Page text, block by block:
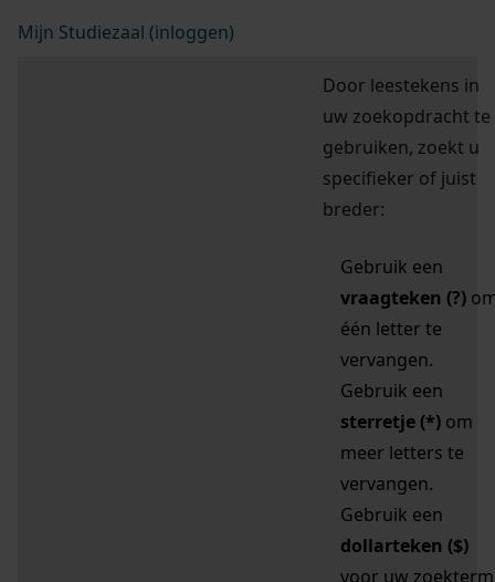
Mijn Studiezaal (inloggen)
Door leestekens in
uw zoekopdracht te
gebruiken, zoekt u
specifieker of juist
breder:
Gebruik een
vraagteken (?)
één letter te
vervangen.
Gebruik een
sterretje (*) om
meer letters te
vervangen.
Gebruik een
dollarteken ($)
voor uw zoekterm